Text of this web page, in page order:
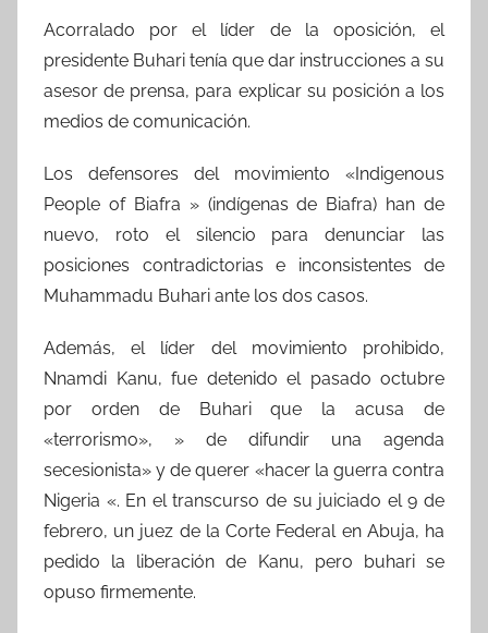
Acorralado por el líder de la oposición, el
presidente Buhari tenía que dar instrucciones a su
asesor de prensa, para explicar su posición a los
medios de comunicación.
Los defensores del movimiento «Indigenous
People of Biafra » (indígenas de Biafra) han de
nuevo, roto el silencio para denunciar las
posiciones contradictorias e inconsistentes de
Muhammadu Buhari ante los dos casos.
Además, el líder del movimiento prohibido,
Nnamdi Kanu, fue detenido el pasado octubre
por orden de Buhari que la acusa de
«terrorismo», » de difundir una agenda
secesionista» y de querer «hacer la guerra contra
Nigeria «. En el transcurso de su juiciado el 9 de
febrero, un juez de la Corte Federal en Abuja, ha
pedido la liberación de Kanu, pero buhari se
opuso firmemente.